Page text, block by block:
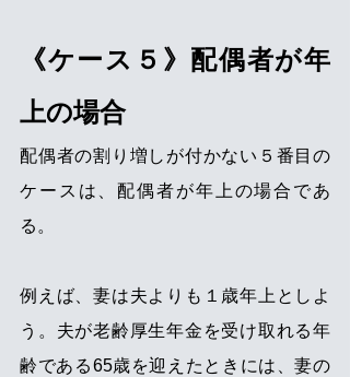
《ケース５》配偶者が年
上の場合
配偶者の割り増しが付かない５番目の
ケースは、配偶者が年上の場合であ
る。
例えば、妻は夫よりも１歳年上としよ
う。夫が老齢厚生年金を受け取れる年
齢である65歳を迎えたときには、妻の